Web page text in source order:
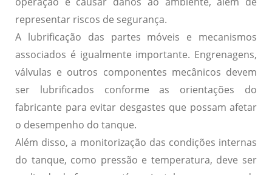
representar riscos de segurança.
A lubrificação das partes móveis e mecanismos
associados é igualmente importante. Engrenagens,
válvulas e outros componentes mecânicos devem
ser lubrificados conforme as orientações do
fabricante para evitar desgastes que possam afetar
o desempenho do tanque.
Além disso, a monitorização das condições internas
do tanque, como pressão e temperatura, deve ser